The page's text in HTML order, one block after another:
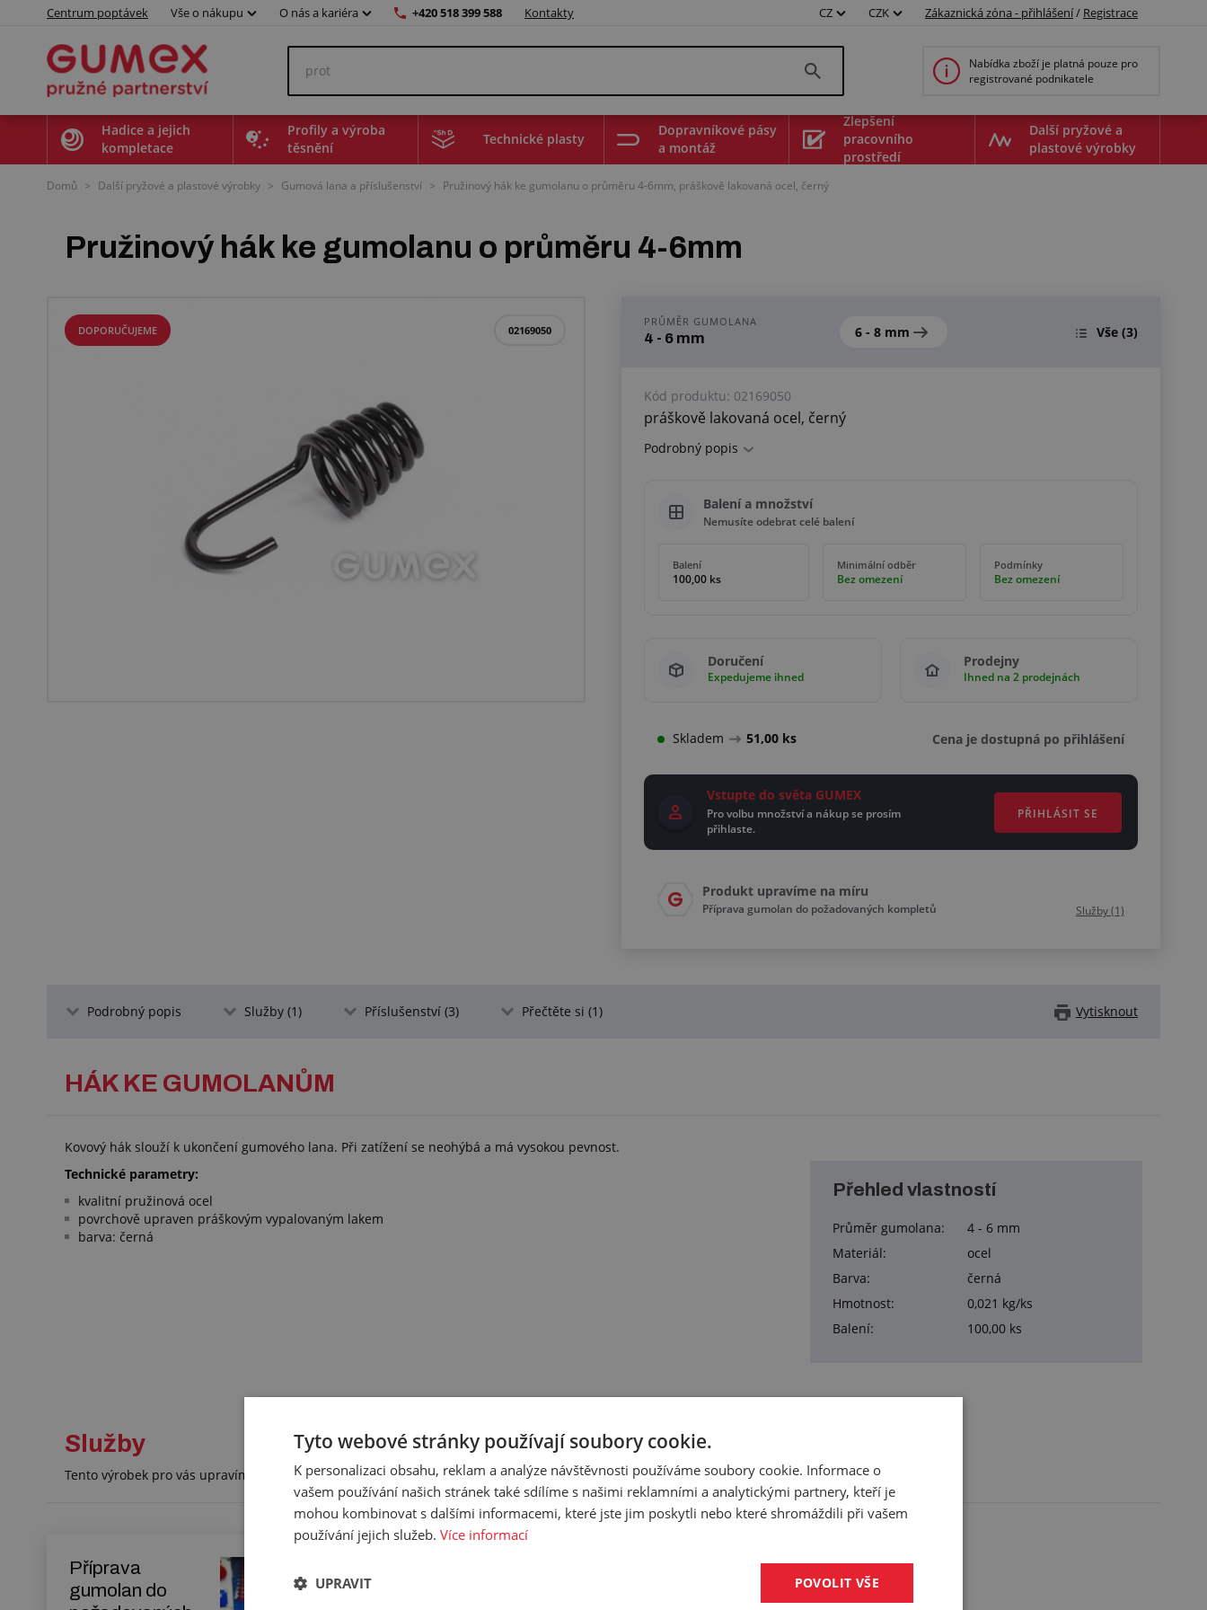
Centrum poptávek Vše o nákupu O nás a kariéra +420 518 399 588 Kontakty CZ CZK Zákaznická zóna - přihlášení/ Registrace
Nabídka zboží je platná pouze pro
registrované podnikatele
Hadice a jejich
kompletace
Profily a výroba
těsnění
Technické plasty
Dopravníkové pásy
a montáž
Zlepšení
pracovního
prostředí
Další pryžové a
plastové výrobky
Domů > Další pryžové a plastové výrobky > Gumová lana a příslušenství > Pružinový hák ke gumolanu o průměru 4-6mm, práškově lakovaná ocel, černý
Pružinový hák ke gumolanu o průměru 4-6mm
02169050
DOPORUČUJEME
PRŮMĚR GUMOLANA
4 - 6 mm 6 - 8 mm Vše (3)
Kód produktu: 02169050
práškově lakovaná ocel, černý
Podrobný popis
Balení a množství
Nemusíte odebrat celé balení
Balení
100,00 ks
Minimální odběr
Bez omezení
Podmínky
Bez omezení
Doručení
Expedujeme ihned
Prodejny
Ihned na 2 prodejnách
Skladem 51,00 ks Cena je dostupná po přihlášení
Vstupte do světa GUMEX
Pro volbu množství a nákup se prosím
přihlaste.
PŘIHLÁSIT SE
Produkt upravíme na míru
Příprava gumolan do požadovaných kompletů Služby (1)
Podrobný popis Služby (1) Příslušenství (3) Přečtěte si (1) Vytisknout
HÁK KE GUMOLANŮM
Kovový hák slouží k ukončení gumového lana. Při zatížení se neohýbá a má vysokou pevnost.
Technické parametry:
kvalitní pružinová ocel
povrchově upraven práškovým vypalovaným lakem
barva: černá
Přehled vlastností
Průměr gumolana:
4 - 6 mm
Materiál:
ocel
Barva:
černá
Hmotnost:
0,021 kg/ks
Balení:
100,00 ks
Služby
Tento výrobek pro vás upravíme na míru. Konkrétní specifikaci budete moci upřesnit v poznámce u objednávky.
Příprava
gumolan do
Tyto webové stránky používají soubory cookie.
K personalizaci obsahu, reklam a analýze návštěvnosti používáme soubory cookie. Informace o
vašem používání našich stránek také sdílíme s našimi reklamními a analytickými partnery, kteří je
mohou kombinovat s dalšími informacemi, které jste jim poskytli nebo které shromáždili při vašem
používání jejich služeb. Více informací
POVOLIT VŠE
UPRAVIT